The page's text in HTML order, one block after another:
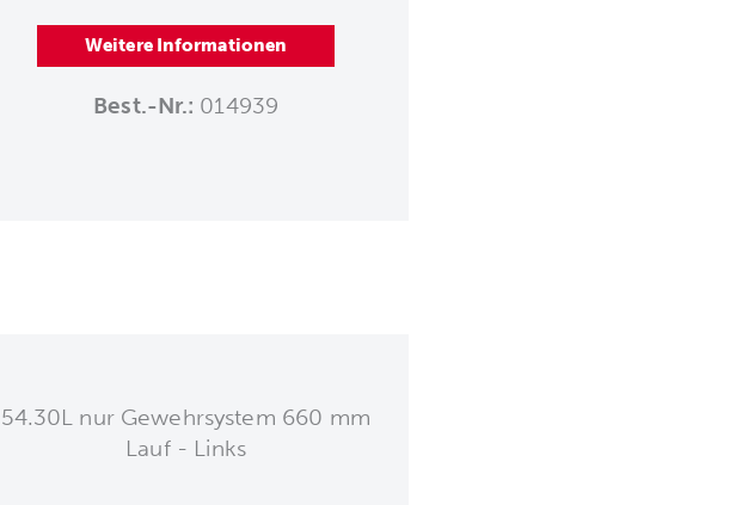
Weitere Informationen
Best.-Nr.: 014939
54.30L nur Gewehrsystem 660 mm
Lauf - Links